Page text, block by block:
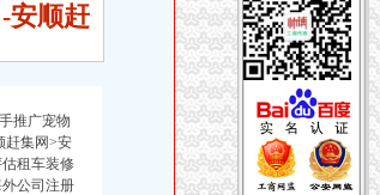
安顺赶
推广宠物
赶集网>安
租车装修
公司注册